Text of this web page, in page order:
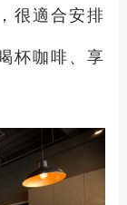
很適合安排
杯咖啡、享